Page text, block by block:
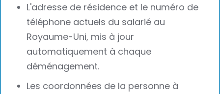
L'adresse de résidence et le numéro de
téléphone actuels du salarié au
Royaume-Uni, mis à jour
automatiquement à chaque
déménagement.
Les coordonnées de la personne à